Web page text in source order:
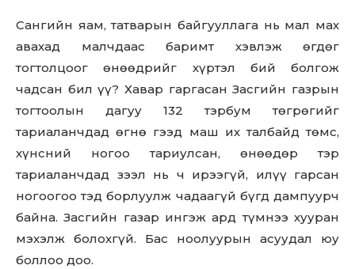
Сангийн яам, татварын байгууллага нь мал мах
авахад малчдаас баримт хэвлэж өгдөг
тогтолцоог өнөөдрийг хүртэл бий болгож
чадсан бил үү? Хавар гаргасан Засгийн газрын
тогтоолын дагуу 132 тэрбум төгрөгийг
тариаланчдад өгнө гээд маш их талбайд төмс,
хүнсний ногоо тариулсан, өнөөдөр тэр
тариаланчдад зээл нь ч ирээгүй, илүү гарсан
ногоогоо тэд борлуулж чадаагүй бүгд дампуурч
байна. Засгийн газар ингэж ард түмнээ хууран
мэхэлж болохгүй. Бас ноолуурын асуудал юу
боллоо доо.